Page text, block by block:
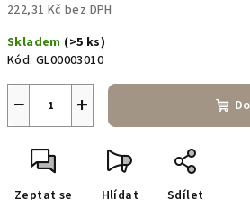
222,31 Kč bez DPH
cena:
Skladem (>5 ks)
Kód: GL00003010
+
−
Zeptat se Hlídat Sdílet